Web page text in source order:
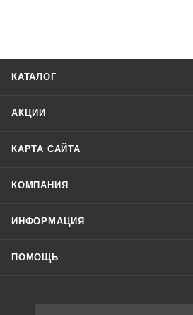
КАТАЛОГ
АКЦИИ
КАРТА САЙТА
КОМПАНИЯ
ИНФОРМАЦИЯ
ПОМОЩЬ